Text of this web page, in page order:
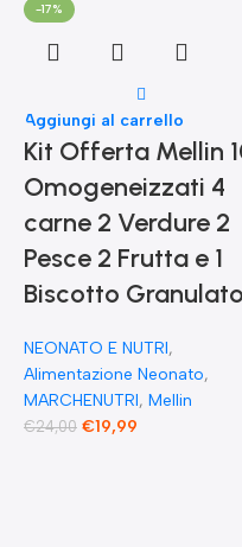
-17%
Aggiungi al carrello
Kit Offerta Mellin
Omogeneizzati 4
carne 2 Verdure 2
Pesce 2 Frutta e 1
Biscotto Granulato
NEONATO E NUTRI,
Alimentazione Neonato,
MARCHENUTRI, Mellin
€24,00 €19,99